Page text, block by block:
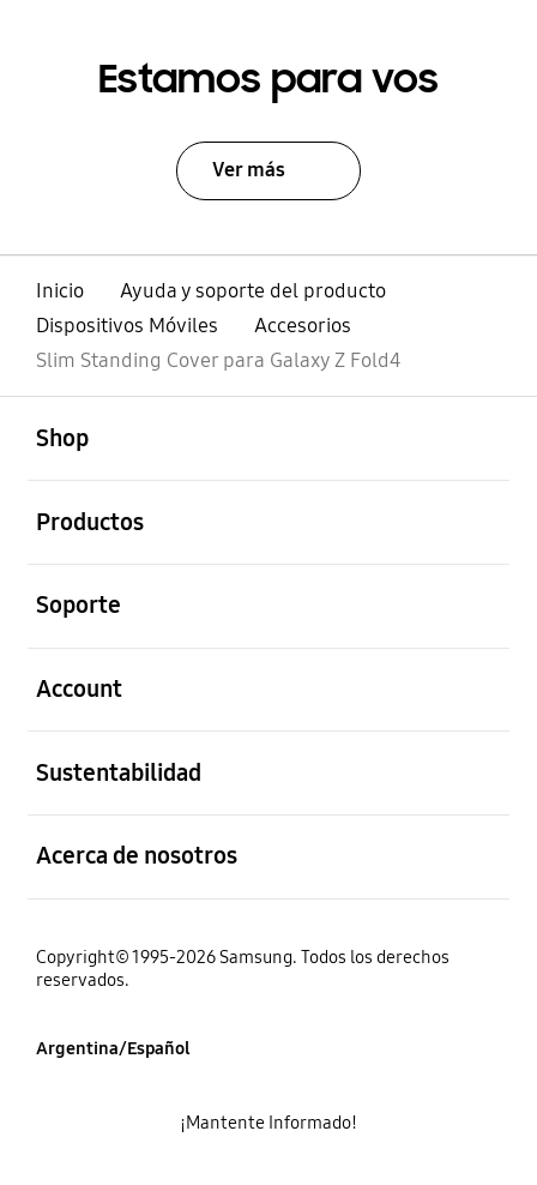
Estamos para vos
Ver más
Inicio
Ayuda y soporte del producto
Dispositivos Móviles
Accesorios
Slim Standing Cover para Galaxy Z Fold4
Shop
Productos
Soporte
Account
Sustentabilidad
Acerca de nosotros
Copyright© 1995-2026 Samsung. Todos los derechos
reservados.
Argentina/Español
¡Mantente Informado!